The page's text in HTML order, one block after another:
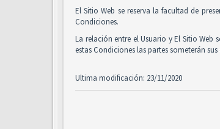
El Sitio Web se reserva la facultad de
Condiciones.
La relación entre el Usuario y El Sitio
estas Condiciones las partes someterán
Ultima modificación: 23/11/2020